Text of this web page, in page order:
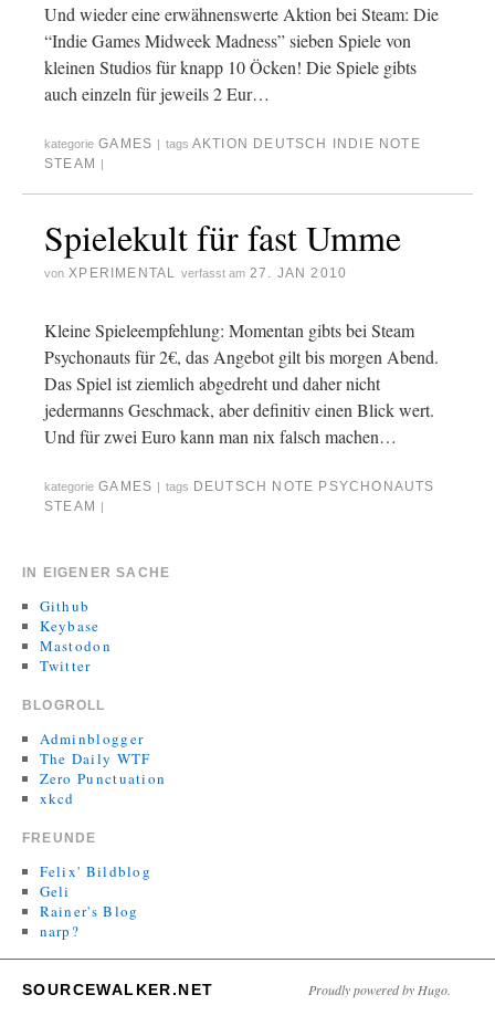
Und wieder eine erwähnenswerte Aktion bei Steam: Die
“Indie Games Midweek Madness” sieben Spiele von
kleinen Studios für knapp 10 Öcken! Die Spiele gibts
auch einzeln für jeweils 2 Eur…
kategorie GAMES | tags AKTION DEUTSCH INDIE NOTE
STEAM
|
Spielekult für fast Umme
von XPERIMENTAL verfasst am 27. JAN 2010
Kleine Spieleempfehlung: Momentan gibts bei Steam
Psychonauts für 2€, das Angebot gilt bis morgen Abend.
Das Spiel ist ziemlich abgedreht und daher nicht
jedermanns Geschmack, aber definitiv einen Blick wert.
Und für zwei Euro kann man nix falsch machen…
kategorie GAMES | tags DEUTSCH NOTE PSYCHONAUTS
STEAM
|
IN EIGENER SACHE
Github
Keybase
Mastodon
Twitter
BLOGROLL
Adminblogger
The Daily WTF
Zero Punctuation
xkcd
FREUNDE
Felix' Bildblog
Geli
Rainer's Blog
narp?
SOURCEWALKER.NET Proudly powered by Hugo.